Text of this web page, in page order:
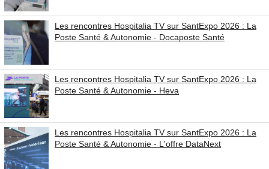
Les rencontres Hospitalia TV sur SantExpo 2026 : La
Poste Santé & Autonomie - Docaposte Santé
Les rencontres Hospitalia TV sur SantExpo 2026 : La
Poste Santé & Autonomie - Heva
Les rencontres Hospitalia TV sur SantExpo 2026 : La
Poste Santé & Autonomie - L'offre DataNext